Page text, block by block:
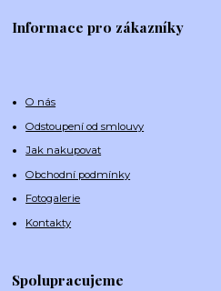
Informace pro zákazníky
O nás
Odstoupení od smlouvy
Jak nakupovat
Obchodní podmínky
Fotogalerie
Kontakty
Spolupracujeme